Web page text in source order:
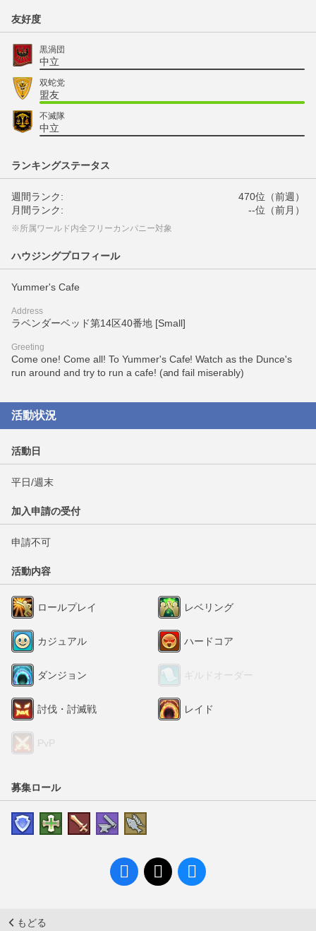
友好度
黒渦団
中立
双蛇党
盟友
不滅隊
中立
ランキングステータス
週間ランク:
470位（前週）
月間ランク:
--位（前月）
※所属ワールド内全フリーカンパニー対象
ハウジングプロフィール
Yummer's Cafe
Address
ラベンダーベッド第14区40番地 [Small]
Greeting
Come one! Come all! To Yummer's Cafe! Watch as the Dunce's
run around and try to run a cafe! (and fail miserably)
活動状況
活動日
平日/週末
加入申請の受付
申請不可
活動内容
ロールプレイ レベリング
カジュアル ハードコア
ダンジョン ギルドオーダー
討伐・討滅戦 レイド
PvP
募集ロール
もどる